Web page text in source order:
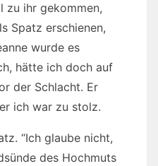
zu ihr gekommen,
Spatz erschienen,
wurde es
hätte ich doch auf
der Schlacht. Er
ich war zu stolz.
“Ich glaube nicht,
des Hochmuts